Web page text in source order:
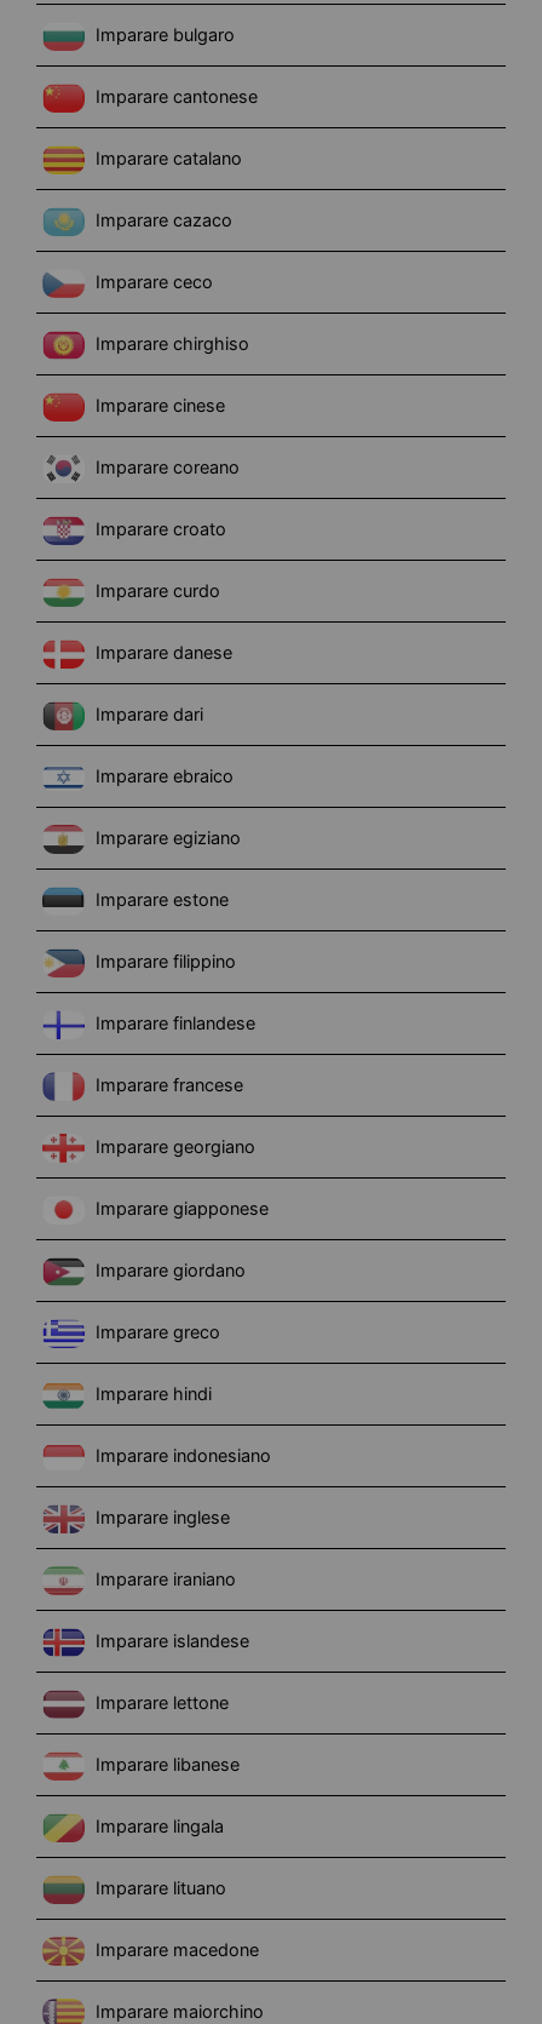
Imparare bulgaro
Imparare cantonese
Imparare catalano
Imparare cazaco
Imparare ceco
Imparare chirghiso
Imparare cinese
Imparare coreano
Imparare croato
Imparare curdo
Imparare danese
Imparare dari
Imparare ebraico
Imparare egiziano
Imparare estone
Imparare filippino
Imparare finlandese
Imparare francese
Imparare georgiano
Imparare giapponese
Imparare giordano
Imparare greco
Imparare hindi
Imparare indonesiano
Imparare inglese
Imparare iraniano
Imparare islandese
Imparare lettone
Imparare libanese
Imparare lingala
Imparare lituano
Imparare macedone
Imparare maiorchino